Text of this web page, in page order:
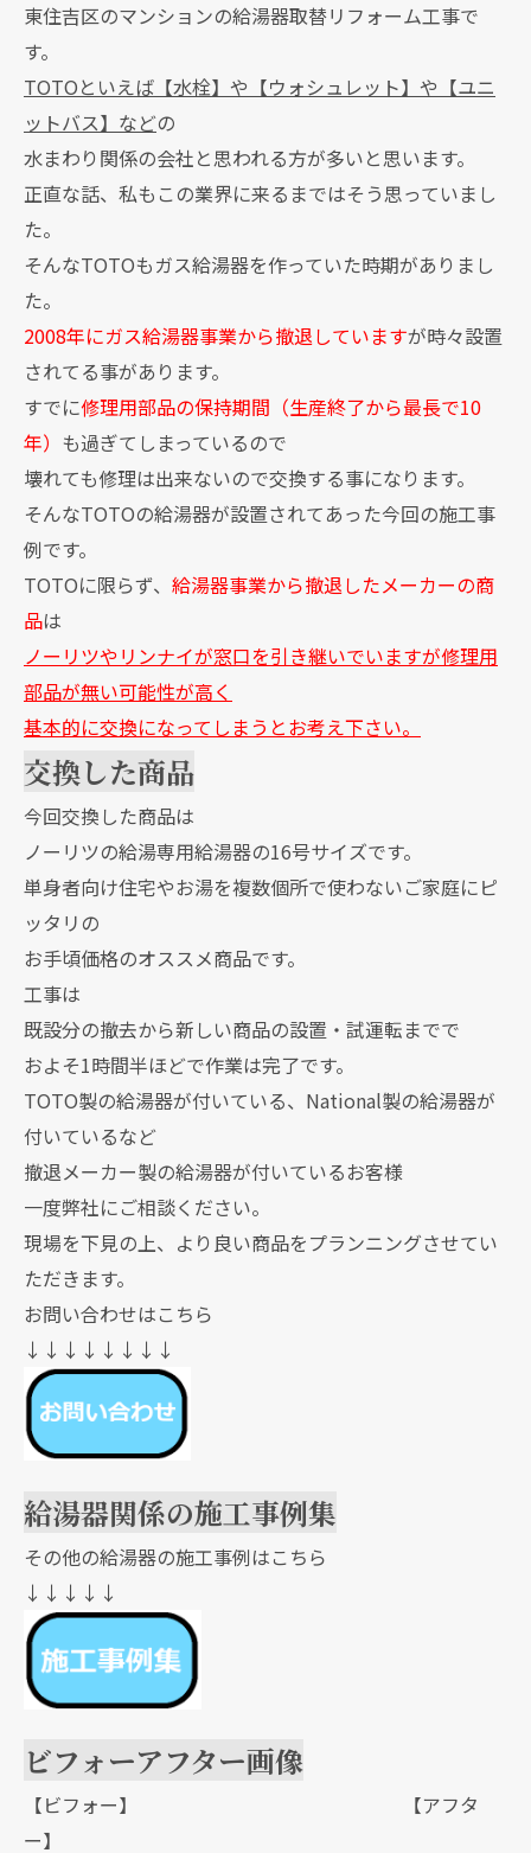
東住吉区のマンションの給湯器取替リフォーム工事で
す。
TOTOといえば【水栓】や【ウォシュレット】や【ユニ
ットバス】などの
水まわり関係の会社と思われる方が多いと思います。
正直な話、私もこの業界に来るまではそう思っていまし
た。
そんなTOTOもガス給湯器を作っていた時期がありまし
た。
2008年にガス給湯器事業から撤退していますが時々設置
されてる事があります。
すでに修理用部品の保持期間（生産終了から最長で10
年） も過ぎてしまっているので
壊れても修理は出来ないので交換する事になります。
そんなTOTOの給湯器が設置されてあった今回の施工事
例です。
TOTOに限らず、 給湯器事業から撤退したメーカーの商
品は
ノーリツやリンナイが窓口を引き継いでいますが修理用
部品が無い可能性が高く
基本的に交換になってしまうとお考え下さい。
交換した商品
今回交換した商品は
ノーリツの給湯専用給湯器の16号サイズです。
単身者向け住宅やお湯を複数個所で使わないご家庭にピ
ッタリの
お手頃価格のオススメ商品です。
工事は
既設分の撤去から新しい商品の設置・試運転までで
およそ1時間半ほどで作業は完了です。
TOTO製の給湯器が付いている、National製の給湯器が
付いているなど
撤退メーカー製の給湯器が付いているお客様
一度弊社にご相談ください。
現場を下見の上、より良い商品をプランニングさせてい
ただきます。
お問い合わせはこちら
↓↓↓↓↓↓↓↓
給湯器関係の施工事例集
その他の給湯器の施工事例はこちら
↓↓↓↓↓
ビフォーアフター画像
【ビフォー】 【アフタ
ー】